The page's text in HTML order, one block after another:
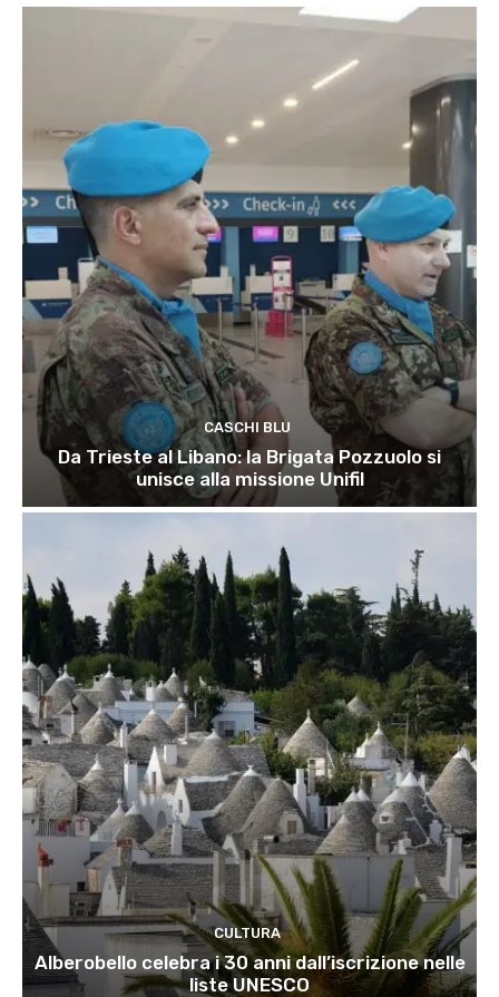
CASCHI BLU
Da Trieste al Libano: la Brigata Pozzuolo si
unisce alla missione Unifil
CULTURA
Alberobello celebra i 30 anni dall’iscrizione nelle
liste UNESCO